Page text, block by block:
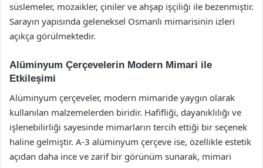
süslemeler, mozaikler, çiniler ve ahşap işçiliği ile bezenmiştir.
Sarayın yapısında geleneksel Osmanlı mimarisinin izleri
açıkça görülmektedir.
Alüminyum Çerçevelerin Modern Mimari ile
Etkileşimi
Alüminyum çerçeveler, modern mimaride yaygın olarak
kullanılan malzemelerden biridir. Hafifliği, dayanıklılığı ve
işlenebilirliği sayesinde mimarların tercih ettiği bir seçenek
haline gelmiştir. A-3 alüminyum çerçeve ise, özellikle estetik
açıdan daha ince ve zarif bir görünüm sunarak, mimari